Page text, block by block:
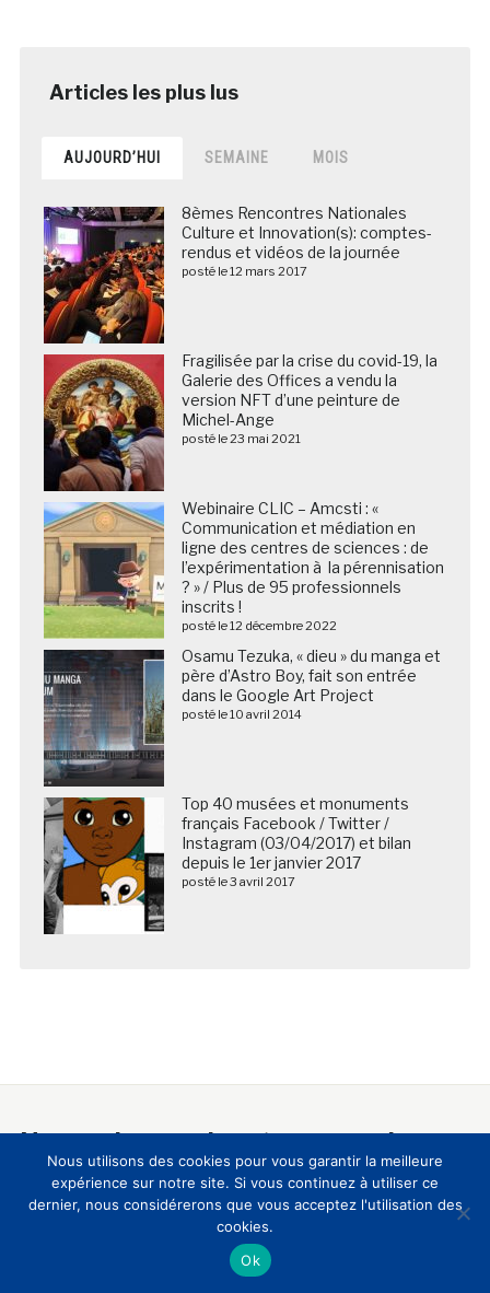
AUJOURD’HUI SEMAINE MOIS
8èmes Rencontres Nationales
Culture et Innovation(s): comptes-
rendus et vidéos de la journée
posté le 12 mars 2017
Fragilisée par la crise du covid-19, la
Galerie des Offices a vendu la
version NFT d’une peinture de
Michel-Ange
posté le 23 mai 2021
Webinaire CLIC – Amcsti : «
Communication et médiation en
ligne des centres de sciences : de
l’expérimentation à la pérennisation
? » / Plus de 95 professionnels
inscrits !
posté le 12 décembre 2022
Osamu Tezuka, « dieu » du manga et
père d’Astro Boy, fait son entrée
dans le Google Art Project
posté le 10 avril 2014
Top 40 musées et monuments
français Facebook / Twitter /
Instagram (03/04/2017) et bilan
depuis le 1er janvier 2017
posté le 3 avril 2017
Nous suivre sur les réseaux sociaux
Nous utilisons des cookies pour vous garantir la meilleure
expérience sur notre site. Si vous continuez à utiliser ce
dernier, nous considérerons que vous acceptez l'utilisation des
cookies.
Ok